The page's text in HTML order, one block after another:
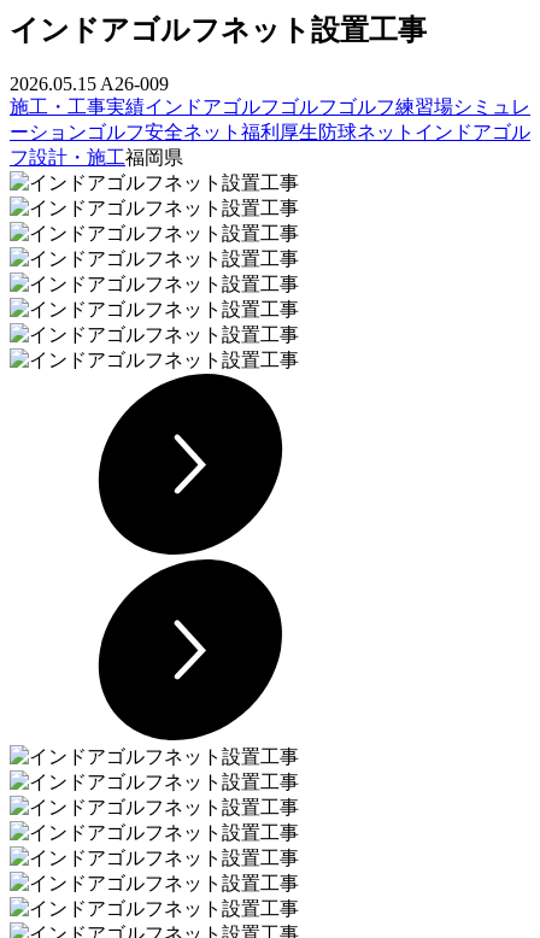
インドアゴルフネット設置工事
2026.05.15 A26-009
施工・工事実績インドアゴルフ ゴルフ ゴルフ練習場シミュレ
ーションゴルフ安全ネット 福利厚生防球ネット インドアゴル
フ設計・施工福岡県